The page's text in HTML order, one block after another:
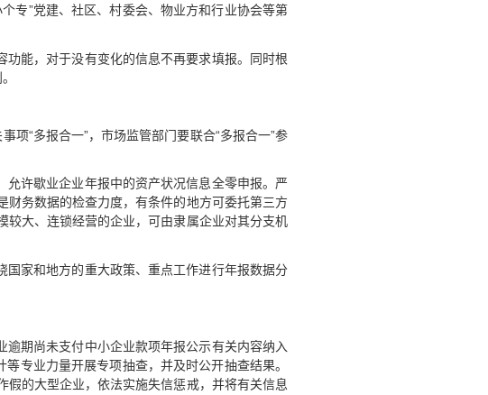
专”党建、社区、村委会、物业方和行业协会等第
能，对于没有变化的信息不再要求填报。同时根
项“多报合一”，市场监管部门要联合“多报合一”参
许歇业企业年报中的资产状况信息全零申报。严
务数据的检查力度，有条件的地方可委托第三方
大、连锁经营的企业，可由隶属企业对其分支机
家和地方的重大政策、重点工作进行年报数据分
期尚未支付中小企业款项年报公示有关内容纳入
专业力量开展专项抽查，并及时公开抽查结果。
的大型企业，依法实施失信惩戒，并将有关信息